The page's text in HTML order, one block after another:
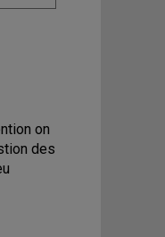
on
des